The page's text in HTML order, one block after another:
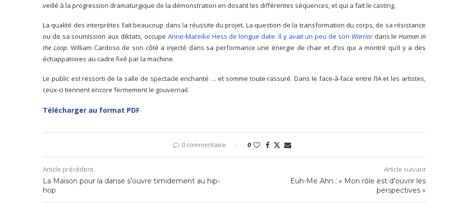
veillé à la progression dramaturgique de la démonstration en dosant les différentes séquences, et qui a fait le casting.
La qualité des interprètes fait beaucoup dans la réussite du projet. La question de la transformation du corps, de sa résistance
ou de sa soumission aux diktats, occupe Anne-Mareike Hess de longue date. Il y avait un peu de son Warriordans leHuman in
the Loop. William Cardoso de son côté a injecté dans sa performance une énergie de chair et d’os qui a montré qu’il y a des
échappatoires au cadre fixé par la machine.
Le public est ressorti de la salle de spectacle enchanté … et somme toute rassuré. Dans le face-à-face entre l’IA et les artistes,
ceux-ci tiennent encore fermement le gouvernail.
Télécharger au format PDF
0 commentaire 0
Article précédent
La Maison pour la danse s’ouvre timidement au hip-
hop
Article suivant
Euh-Me Ahn : « Mon rôle est d’ouvrir les
perspectives »